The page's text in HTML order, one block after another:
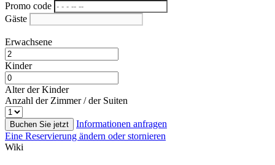
Promo code
Gäste
Erwachsene
Kinder
Alter der Kinder
Anzahl der Zimmer / der Suiten
Buchen Sie jetzt
Informationen anfragen
Eine Reservierung ändern oder stornieren
Wiki